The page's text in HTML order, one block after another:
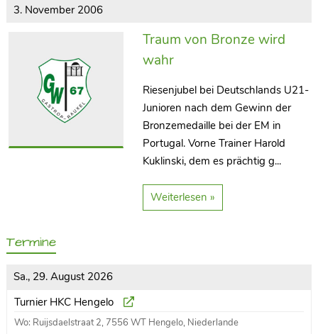
3. November 2006
Traum von Bronze wird
wahr
Riesenjubel bei Deutschlands U21-
Junioren nach dem Gewinn der
Bronzemedaille bei der EM in
Portugal. Vorne Trainer Harold
Kuklinski, dem es prächtig g...
Weiterlesen »
Termine
Sa., 29. August 2026
Turnier HKC Hengelo
Wo: Ruijsdaelstraat 2, 7556 WT Hengelo, Niederlande